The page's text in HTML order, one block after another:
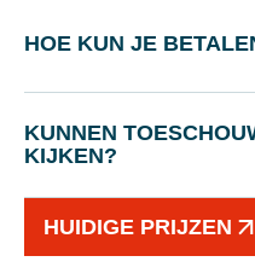
HOE KUN JE
KUNNEN
KIJKEN?
HUIDIGE PRIJZEN